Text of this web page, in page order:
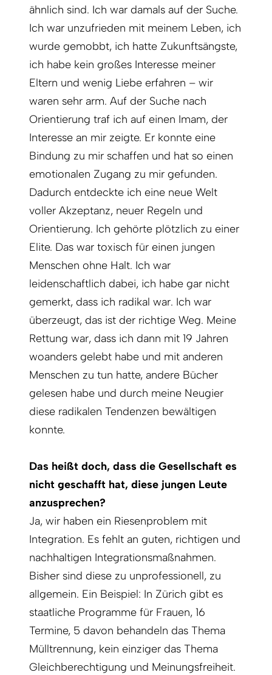
ähnlich sind. Ich war damals auf der Suche.
Ich war unzufrieden mit meinem Leben, ich
wurde gemobbt, ich hatte Zukunftsängste,
ich habe kein großes Interesse meiner
Eltern und wenig Liebe erfahren – wir
waren sehr arm. Auf der Suche nach
Orientierung traf ich auf einen Imam, der
Interesse an mir zeigte. Er konnte eine
Bindung zu mir schaffen und hat so einen
emotionalen Zugang zu mir gefunden.
Dadurch entdeckte ich eine neue Welt
voller Akzeptanz, neuer Regeln und
Orientierung. Ich gehörte plötzlich zu einer
Elite. Das war toxisch für einen jungen
Menschen ohne Halt. Ich war
leidenschaftlich dabei, ich habe gar nicht
gemerkt, dass ich radikal war. Ich war
überzeugt, das ist der richtige Weg. Meine
Rettung war, dass ich dann mit 19 Jahren
woanders gelebt habe und mit anderen
Menschen zu tun hatte, andere Bücher
gelesen habe und durch meine Neugier
diese radikalen Tendenzen bewältigen
konnte.
Das heißt doch, dass die Gesellschaft es
nicht geschafft hat, diese jungen Leute
anzusprechen?
Ja, wir haben ein Riesenproblem mit
Integration. Es fehlt an guten, richtigen und
nachhaltigen Integrationsmaßnahmen.
Bisher sind diese zu unprofessionell, zu
allgemein. Ein Beispiel: In Zürich gibt es
staatliche Programme für Frauen, 16
Termine, 5 davon behandeln das Thema
Mülltrennung, kein einziger das Thema
Gleichberechtigung und Meinungsfreiheit.